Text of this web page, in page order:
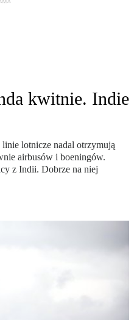
kwitnie. Indie
lotnicze nadal otrzymują
airbusów i boeningów.
z Indii. Dobrze na niej